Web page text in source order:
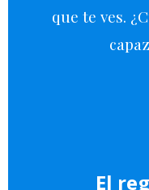
que te ves.
El